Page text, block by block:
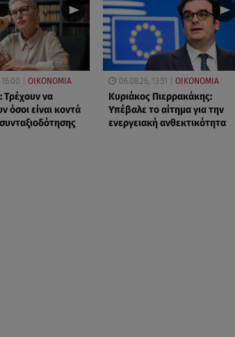
ΟΙΚΟΝΟΜΙΑ
Τρέχουν να
όσοι είναι κοντά
06.08.26, 13:51 ΟΙΚΟΝΟΜΙΑ
Κυριάκος Πιερρακάκης:
Υπέβαλε το αίτημα για την
ενεργειακή ανθεκτικότητα